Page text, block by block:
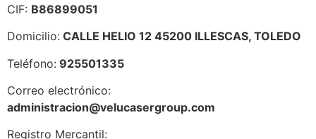
CIF: B86899051
Domicilio: CALLE HELIO 12 45200 ILLESCAS, TOLEDO
Teléfono: 925501335
Correo electrónico:
administracion@velucasergroup.com
Registro Mercantil: